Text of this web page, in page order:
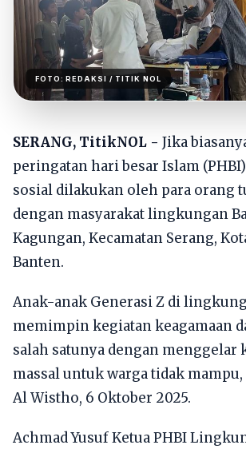
FOTO:REDAKSI / TITIK NOL
SERANG, TitikNOL - Jika
peringatan hari besar Islam
sosial dilakukan oleh para orang
dengan masyarakat lingkungan
Kagungan, Kecamatan Serang,
Banten.
Anak-anak Generasi Z di
memimpin kegiatan keagamaan
salah satunya dengan menggelar
massal untuk warga tidak mampu,
Al Wistho, 6 Oktober 2025.
Achmad Yusuf Ketua PHBI